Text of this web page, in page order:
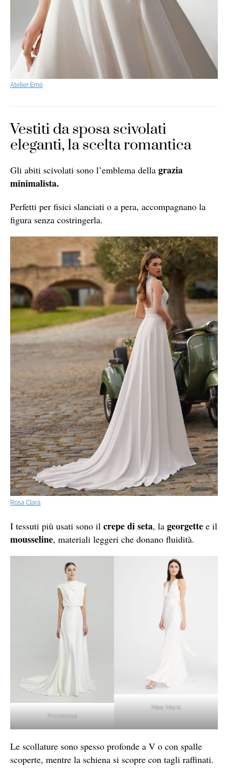
Atelier Emé
Vestiti da sposa scivolati
eleganti, la scelta romantica
Gli abiti scivolati sono l’emblema della grazia
minimalista.
Perfetti per fisici slanciati o a pera, accompagnano la
figura senza costringerla.
Rosa Clarà
I tessuti più usati sono il crepe di seta, la georgette e il
mousseline, materiali leggeri che donano fluidità.
Pronovias
Max Mara
Le scollature sono spesso profonde a V o con spalle
scoperte, mentre la schiena si scopre con tagli raffinati.